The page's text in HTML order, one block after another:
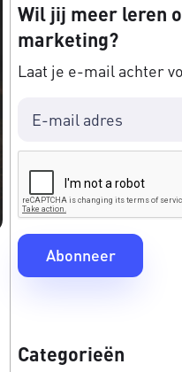
Wil jij meer leren
marketing?
Laat je e-mail achter
Categorieën